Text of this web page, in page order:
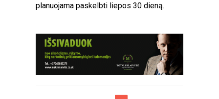
planuojama paskelbti liepos 30 dieną.